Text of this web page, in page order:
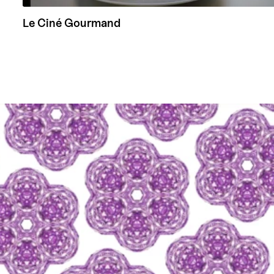
Le Ciné Gourmand